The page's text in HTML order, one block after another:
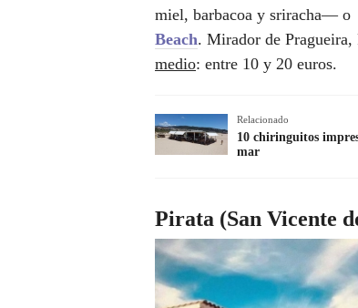
miel, barbacoa y sriracha— o
Beach. Mirador de Pragueira,
medio: entre 10 y 20 euros.
Relacionado
10 chiringuitos
mar
Pirata (San Vicente